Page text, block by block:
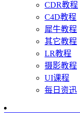
CDR教程
C4D教程
犀牛教程
其它教程
LR教程
摄影教程
UI课程
每日资迅